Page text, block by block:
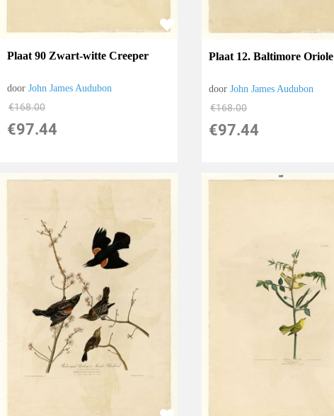
Plaat 90 Zwart-witte Creeper
doorJohn James Audubon
€168.00
€97.44
Plaat 12. Baltimore Oriole
doorJohn James Audubon
€168.00
€97.44